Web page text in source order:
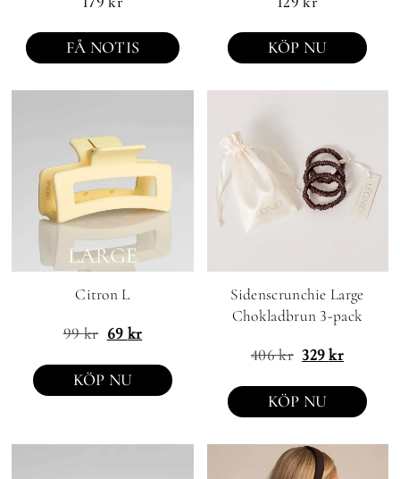
FÅ NOTIS KÖP NU
Citron L
99kr 69 kr
KÖP NU
Sidenscrunchie Large
Chokladbrun 3-pack
406kr 329kr
KÖP NU